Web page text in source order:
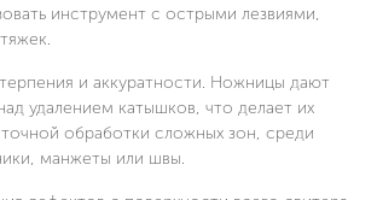
инструмент с острыми лезвиями,
и аккуратности. Ножницы дают
удалением катышков, что делает их
обработки сложных зон, среди
манжеты или швы.